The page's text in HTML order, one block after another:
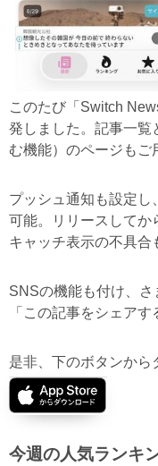
このたび「Switch
発しました。記事一覧
む機能）のページもご
プッシュ通知も設定し
可能。リリースしてか
キャッチ表示の不具合
SNSの機能も付け、
「この記事をシェア
是非、下のボタンから
今週の人気ランキ